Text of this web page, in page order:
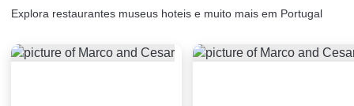
Explora restaurantes museus hoteis e muito mais em Portugal